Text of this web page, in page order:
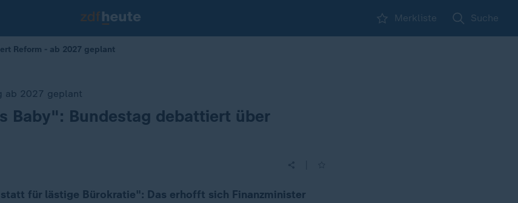
Merkliste Suche
Reform - ab 2027 geplant
ab 2027 geplant
Baby": Bundestag debattiert über
für lästige Bürokratie": Das erhofft sich Finanzminister